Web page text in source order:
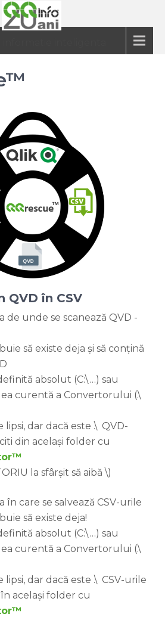
QVD în CSV
de unde se scanează QVD -
să existe deja și să conțină
absolut (C:\…) sau
curentă a Convertorului (.\
lipsi, dar dacă este .\ QVD-
din același folder cu
la sfârșit să aibă \)
în care se salvează CSV-urile
să existe deja!
absolut (C:\…) sau
curentă a Convertorului (.\
lipsi, dar dacă este .\ CSV-urile
același folder cu